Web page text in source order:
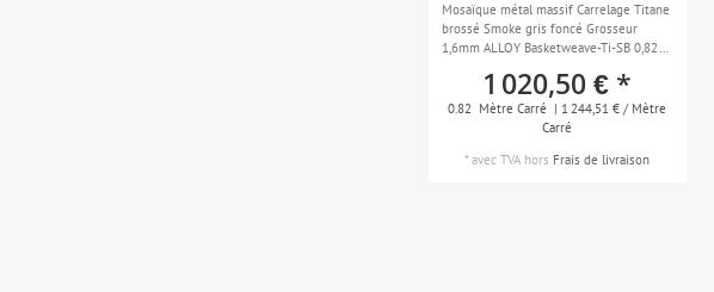
Mosaïque métal massif Carrelage Titane
brossé Smoke gris foncé Grosseur
1,6mm ALLOY Basketweave-Ti-SB 0,82
1 020,50 € *
0.82 Mètre Carré | 1 244,51 € / Mètre
Carré
*avec TVA hors Frais de livraison